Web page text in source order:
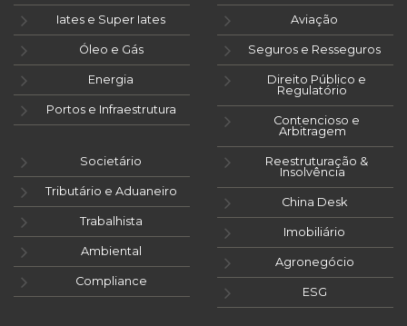
Iates e Super Iates
Óleo e Gás
Energia
Portos e Infraestrutura
Aviação
Seguros e Resseguros
Direito Público e
Regulatório
Contencioso e
Arbitragem
Societário
Tributário e Aduaneiro
Trabalhista
Ambiental
Compliance
Reestruturação &
Insolvência
China Desk
Imobiliário
Agronegócio
ESG